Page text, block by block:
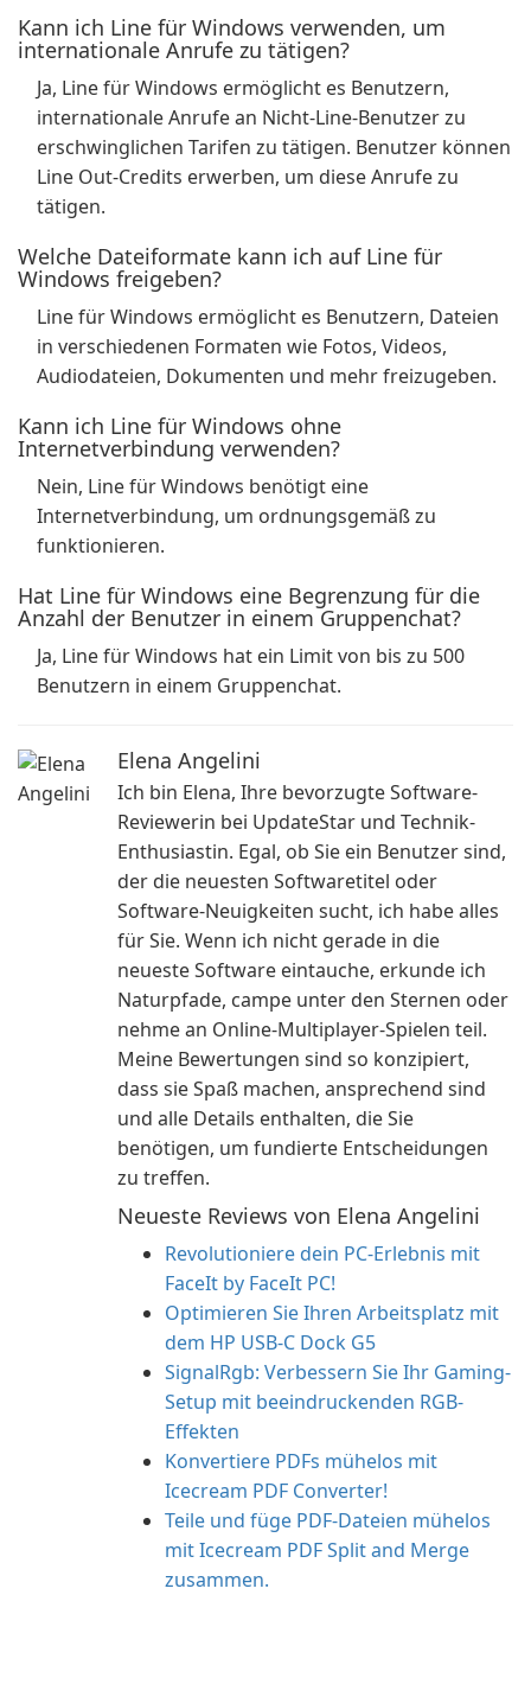
Kann ich Line für Windows verwenden, um
internationale Anrufe zu tätigen?
Ja, Line für Windows ermöglicht es Benutzern,
internationale Anrufe an Nicht-Line-Benutzer zu
erschwinglichen Tarifen zu tätigen. Benutzer können
Line Out-Credits erwerben, um diese Anrufe zu
tätigen.
Welche Dateiformate kann ich auf Line für
Windows freigeben?
Line für Windows ermöglicht es Benutzern, Dateien
in verschiedenen Formaten wie Fotos, Videos,
Audiodateien, Dokumenten und mehr freizugeben.
Kann ich Line für Windows ohne
Internetverbindung verwenden?
Nein, Line für Windows benötigt eine
Internetverbindung, um ordnungsgemäß zu
funktionieren.
Hat Line für Windows eine Begrenzung für die
Anzahl der Benutzer in einem Gruppenchat?
Ja, Line für Windows hat ein Limit von bis zu 500
Benutzern in einem Gruppenchat.
Elena Angelini
Ich bin Elena, Ihre bevorzugte Software-
Reviewerin bei UpdateStar und Technik-
Enthusiastin. Egal, ob Sie ein Benutzer sind,
der die neuesten Softwaretitel oder
Software-Neuigkeiten sucht, ich habe alles
für Sie. Wenn ich nicht gerade in die
neueste Software eintauche, erkunde ich
Naturpfade, campe unter den Sternen oder
nehme an Online-Multiplayer-Spielen teil.
Meine Bewertungen sind so konzipiert,
dass sie Spaß machen, ansprechend sind
und alle Details enthalten, die Sie
benötigen, um fundierte Entscheidungen
zu treffen.
Neueste Reviews von Elena Angelini
Revolutioniere dein PC-Erlebnis mit
FaceIt by FaceIt PC!
Optimieren Sie Ihren Arbeitsplatz mit
dem HP USB-C Dock G5
SignalRgb: Verbessern Sie Ihr Gaming-
Setup mit beeindruckenden RGB-
Effekten
Konvertiere PDFs mühelos mit
Icecream PDF Converter!
Teile und füge PDF-Dateien mühelos
mit Icecream PDF Split and Merge
zusammen.